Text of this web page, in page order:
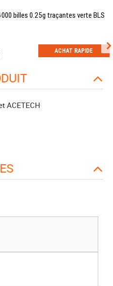
billes 0.25g traçantes verte BLS
ACHAT RAPIDE
ACETECH